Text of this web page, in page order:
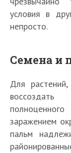
условия в
непросто.
Семена и
Для
заражением
пальм